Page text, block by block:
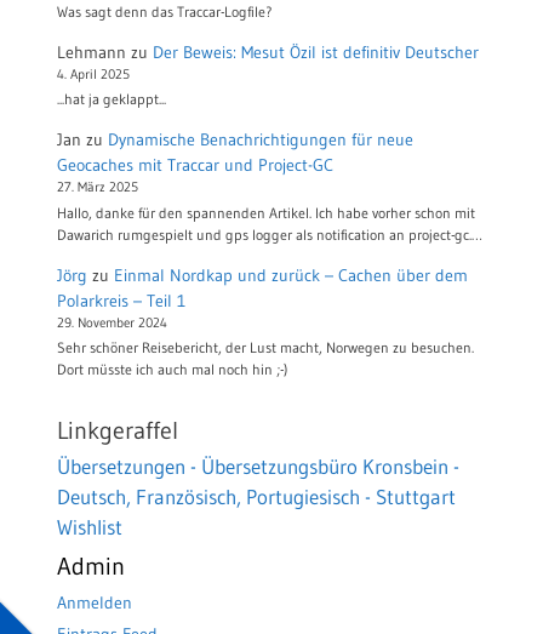
Was sagt denn das Traccar-Logfile?
Lehmann zu Der Beweis: Mesut Özil ist definitiv Deutscher
4. April 2025
...hat ja geklappt...
Jan zu Dynamische Benachrichtigungen für neue
Geocaches mit Traccar und Project-GC
27. März 2025
Hallo, danke für den spannenden Artikel. Ich habe vorher schon mit
Dawarich rumgespielt und gps logger als notification an project-gc.…
Jörg zu Einmal Nordkap und zurück – Cachen über dem
Polarkreis – Teil 1
29. November 2024
Sehr schöner Reisebericht, der Lust macht, Norwegen zu besuchen.
Dort müsste ich auch mal noch hin ;-)
Linkgeraffel
Übersetzungen - Übersetzungsbüro Kronsbein -
Deutsch, Französisch, Portugiesisch - Stuttgart
Wishlist
Admin
Anmelden